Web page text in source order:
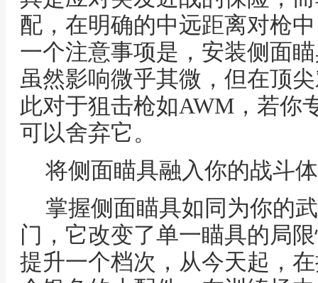
配，在明确的中远距离对枪
一个注意事项是，安装侧面
虽然影响微乎其微，但在顶
此对于狙击枪如AWM，若你
可以舍弃它。
将侧面瞄具融入你的战斗
掌握侧面瞄具如同为你的
门，它改变了单一瞄具的局
提升一个档次，从今天起，